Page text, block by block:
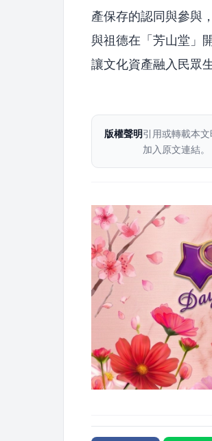
產保存的認同與參與
與祖德在「芳山堂」
讓文化資產融入民眾
版權聲明引用或轉載本
加入原文連結。